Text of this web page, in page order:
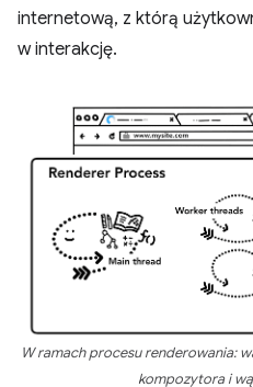
internetową, z którą
w interakcję.
W ramach procesu renderowania:
kompozytora i